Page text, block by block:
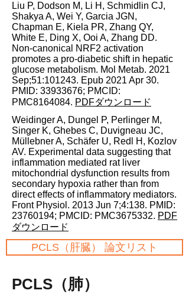
Liu P, Dodson M, Li H, Schmidlin CJ,
Shakya A, Wei Y, Garcia JGN,
Chapman E, Kiela PR, Zhang QY,
White E, Ding X, Ooi A, Zhang DD.
Non-canonical NRF2 activation
promotes a pro-diabetic shift in hepatic
glucose metabolism. Mol Metab. 2021
Sep;51:101243. Epub 2021 Apr 30.
PMID: 33933676; PMCID:
PMC8164084. PDFダウンロード
Weidinger A, Dungel P, Perlinger M,
Singer K, Ghebes C, Duvigneau JC,
Müllebner A, Schäfer U, Redl H, Kozlov
AV. Experimental data suggesting that
inflammation mediated rat liver
mitochondrial dysfunction results from
secondary hypoxia rather than from
direct effects of inflammatory mediators.
Front Physiol. 2013 Jun 7;4:138. PMID:
23760194; PMCID: PMC3675332. PDF
ダウンロード
PCLS（肝臓） 論文リスト
PCLS（肺）